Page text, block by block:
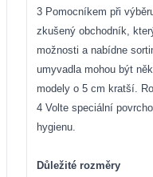
3 Pomocníkem při
zkušený obchodník,
možnosti a nabídne
umyvadla mohou být
modely o 5 cm kratší.
4 Volte speciální
hygienu.
Důležité rozměry